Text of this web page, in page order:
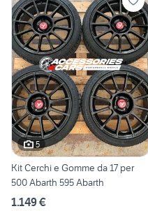
5
Kit Cerchi e Gomme da 17 per
500 Abarth 595 Abarth
1.149 €